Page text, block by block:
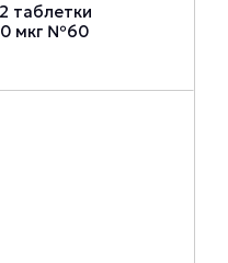
таблетки
мкг №60